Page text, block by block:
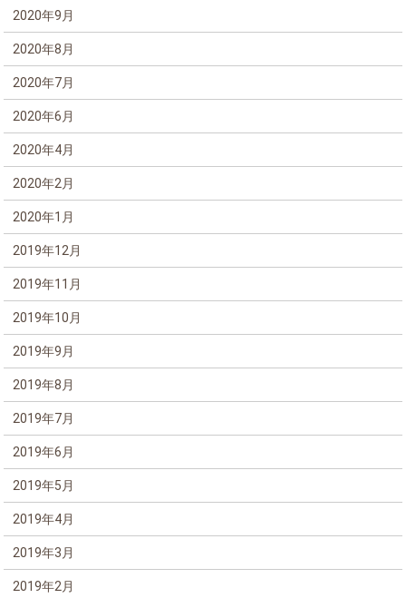
2020年9月
2020年8月
2020年7月
2020年6月
2020年4月
2020年2月
2020年1月
2019年12月
2019年11月
2019年10月
2019年9月
2019年8月
2019年7月
2019年6月
2019年5月
2019年4月
2019年3月
2019年2月